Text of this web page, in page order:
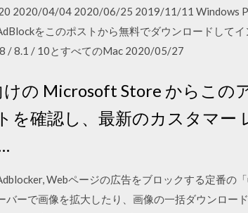
2020/04/04 2020/06/25 2019/11/11 Windows
をこのポストから無料でダウンロードして
/ 8.1 / 10とすべてのMac 2020/05/27
けの Microsoft Store からこの
を確認し、最新のカスタマー
Webページの広告をブロックする定番の
バーで画像を拡大したり、画像の一括ダウンロ